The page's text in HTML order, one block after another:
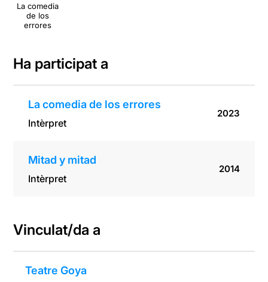
La comedia
de los
errores
Ha participat a
La comedia de los errores
Intèrpret
2023
Mitad y mitad
Intèrpret
2014
Vinculat/da a
Teatre Goya